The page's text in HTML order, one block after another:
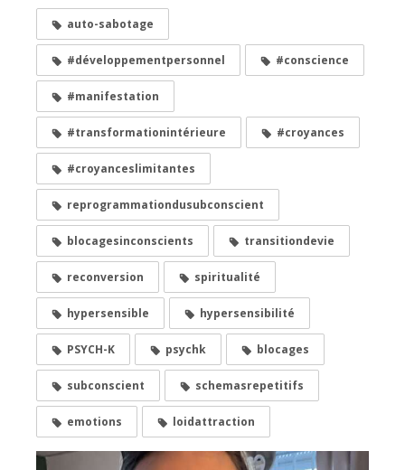
auto-sabotage
#développementpersonnel #conscience
#manifestation
#transformationintérieure #croyances
#croyanceslimitantes
reprogrammationdusubconscient
blocagesinconscients transitiondevie
reconversion spiritualité
hypersensible hypersensibilité
PSYCH-K psychk blocages
subconscient schemasrepetitifs
emotions loidattraction